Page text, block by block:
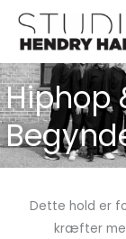
indholdet
Hiphop
Dette hold er
kræfter